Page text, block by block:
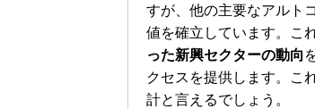
すが、他の主要なアルト
値を確立しています。こ
った新興セクターの動向
クセスを提供します。こ
計と言えるでしょう。